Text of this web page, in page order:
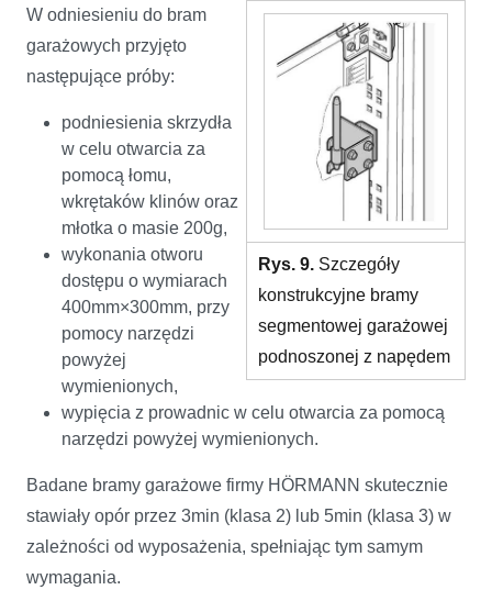
Rys. 9. Szczegóły
konstrukcyjne bramy
segmentowej garażowej
podnoszonej z napędem
W odniesieniu do bram
garażowych przyjęto
następujące próby:
podniesienia skrzydła
w celu otwarcia za
pomocą łomu,
wkrętaków klinów oraz
młotka o masie 200g,
wykonania otworu
dostępu o wymiarach
400mm×300mm, przy
pomocy narzędzi
powyżej
wymienionych,
wypięcia z prowadnic w celu otwarcia za pomocą
narzędzi powyżej wymienionych.
Badane bramy garażowe firmy HÖRMANN skutecznie
stawiały opór przez 3min (klasa 2) lub 5min (klasa 3) w
zależności od wyposażenia, spełniając tym samym
wymagania.